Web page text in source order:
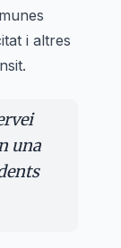
i altres
una